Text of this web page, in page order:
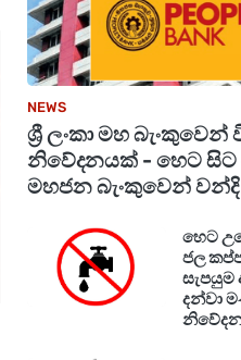
NEWS
ශ්‍රී ලංකා මහ බැංකුවෙන්
නිවේදනයක් - හෙට සිට
මහජන බැංකුවෙන් වන්දි
හෙට
ජල
සැපයුම
දන්වා